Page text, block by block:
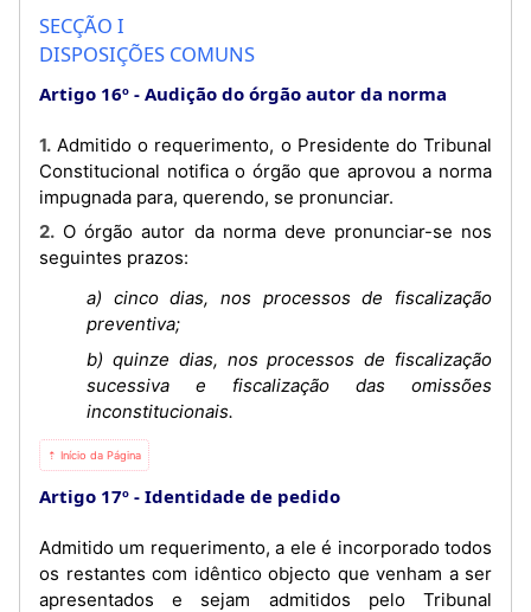
SECÇÃO I
DISPOSIÇÕES COMUNS
Artigo 16º Audição do órgão autor da norma
1. Admitido o requerimento, o Presidente do Tribunal
Constitucional notifica o órgão que aprovou a norma
impugnada para, querendo, se pronunciar.
2. O órgão autor da norma deve pronunciar-se nos
seguintes prazos:
a) cinco dias, nos processos de fiscalização
preventiva;
b) quinze dias, nos processos de fiscalização
sucessiva e fiscalização das omissões
inconstitucionais.
⇡ Início da Página
Artigo 17º Identidade de pedido
Admitido um requerimento, a ele é incorporado todos
os restantes com idêntico objecto que venham a ser
apresentados e sejam admitidos pelo Tribunal